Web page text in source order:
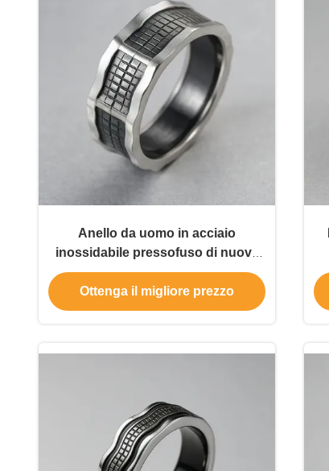
Anello da uomo in acciaio
inossidabile pressofuso di nuova
concezione, anello in acciaio
inossidabile, fede nuziale, gioielli
alla moda
Ottenga il migliore prezzo